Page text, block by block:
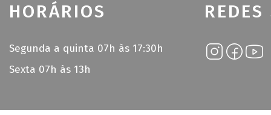
HORÁRIOS
Segunda a quinta 07h às 17:30h
Sexta 07h às 13h